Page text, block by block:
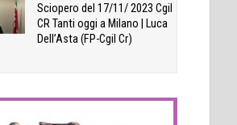
Sciopero del 17/11/ 2023 Cgil
CR Tanti oggi a Milano | Luca
Dell’Asta (FP-Cgil Cr)